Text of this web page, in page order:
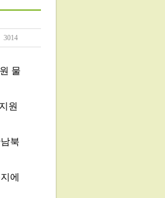
3014
물
원
북
에